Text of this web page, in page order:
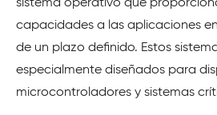
sistema operativo que
capacidades a las aplicaciones
de un plazo definido. Estos
especialmente diseñados para
microcontroladores y sistemas